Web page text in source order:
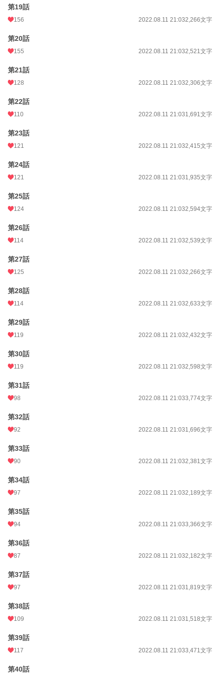
第19話
156 2022.08.11 21:032,266文字
第20話
155 2022.08.11 21:032,521文字
第21話
128 2022.08.11 21:032,306文字
第22話
110 2022.08.11 21:031,691文字
第23話
121 2022.08.11 21:032,415文字
第24話
121 2022.08.11 21:031,935文字
第25話
124 2022.08.11 21:032,594文字
第26話
114 2022.08.11 21:032,539文字
第27話
125 2022.08.11 21:032,266文字
第28話
114 2022.08.11 21:032,633文字
第29話
119 2022.08.11 21:032,432文字
第30話
119 2022.08.11 21:032,598文字
第31話
98 2022.08.11 21:033,774文字
第32話
92 2022.08.11 21:031,696文字
第33話
90 2022.08.11 21:032,381文字
第34話
97 2022.08.11 21:032,189文字
第35話
94 2022.08.11 21:033,366文字
第36話
87 2022.08.11 21:032,182文字
第37話
97 2022.08.11 21:031,819文字
第38話
109 2022.08.11 21:031,518文字
第39話
117 2022.08.11 21:033,471文字
第40話